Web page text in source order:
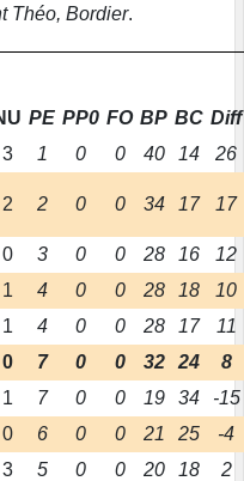
Théo, Bordier.
PE PP0 FO BP BC Diff
3 1 0 0 40 14 26
2 2 0 0 34 17 17
0 3 0 0 28 16
12
1 4 0 0 28 18
10
1 4 0 0 28 17
11
0 7 0 0 32 24
8
1 7 0 0 19 34
-15
0 6 0 0 21 25
-4
3 5 0 0 20 18
2